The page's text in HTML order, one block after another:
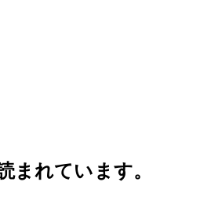
まれています。